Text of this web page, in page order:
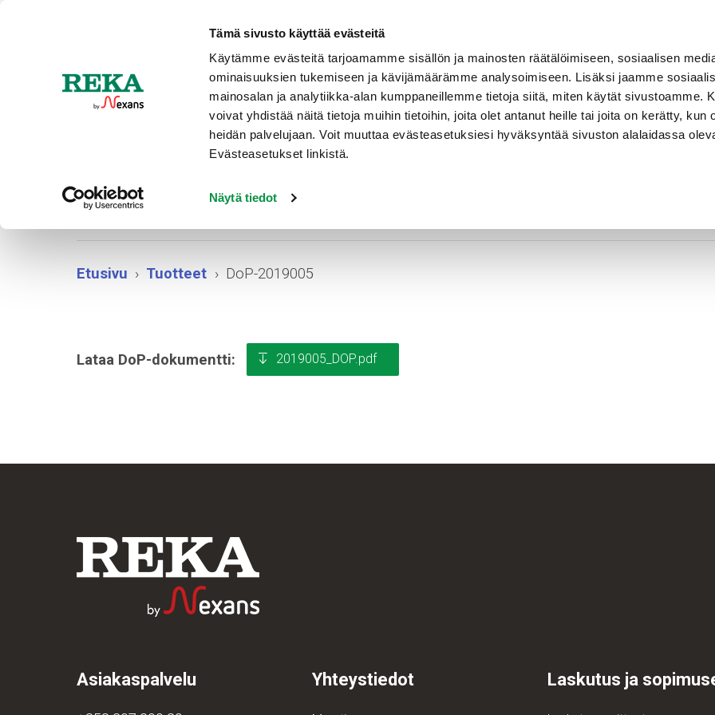
Tämä sivusto käyttää evästeitä
Käytämme evästeitä tarjoamamme sisällön ja mainosten räätälöimiseen, sosiaalisen
ominaisuuksien tukemiseen ja kävijämäärämme analysoimiseen. Lisäksi jaamme
mainosalan ja analytiikka-alan kumppaneillemme tietoja siitä, miten käytät sivustoamme.
voivat yhdistää näitä tietoja muihin tietoihin, joita olet antanut heille tai joita on kerätty, kun
heidän palvelujaan. Voit muuttaa evästeasetuksiesi hyväksyntää sivuston alalaidassa
Evästeasetukset linkistä.
Näytä tiedot
Ajankohtaista Vastuullisuus
TUOTTEET SOVELLUSALUEET KELAHALLINTA
Etusivu Tuotteet DoP-2019005
Lataa DoP-dokumentti: 2019005_DOP.pdf
Asiakaspalvelu Yhteystiedot Laskutus ja